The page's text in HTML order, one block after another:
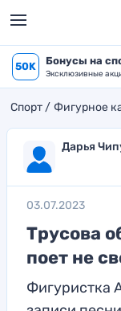
50K Бонусы на
Эксклюзивные
Спорт Фигурное
Дарья
03.07.2023
Трусова
поет не
Фигуристка